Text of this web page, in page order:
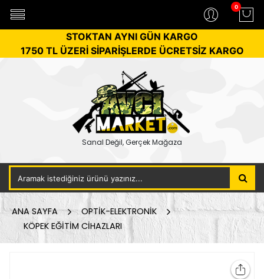
0
STOKTAN AYNI GÜN KARGO
1750 TL ÜZERİ SİPARİŞLERDE ÜCRETSİZ KARGO
Sanal Değil, Gerçek Mağaza
ANA SAYFA
OPTİK-ELEKTRONİK
KÖPEK EĞİTİM CİHAZLARI